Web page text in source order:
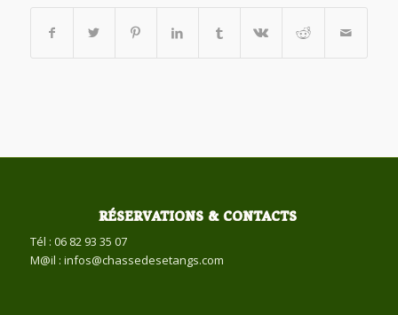
RÉSERVATIONS & CONTACTS
Tél : 06 82 93 35 07
M@il : infos@chassedesetangs.com